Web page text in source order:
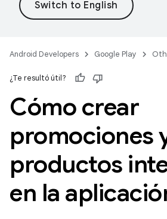
Android Developers Google Play
¿Te resultó útil?
Cómo crear
promociones
productos
en la